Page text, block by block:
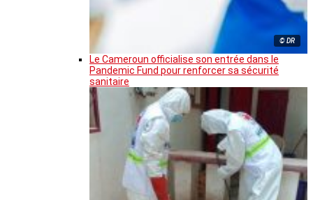
© DR
Le Cameroun officialise son entrée dans le
Pandemic Fund pour renforcer sa sécurité
sanitaire